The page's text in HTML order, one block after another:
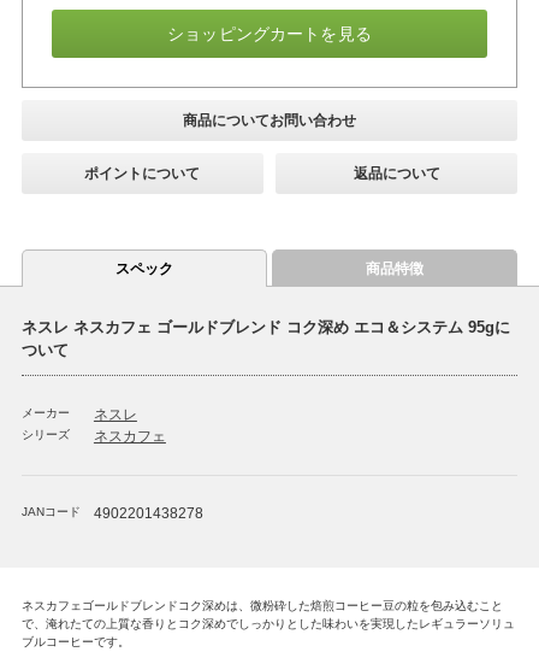
ショッピングカートを見る
商品についてお問い合わせ
ポイントについて 返品について
スペック 商品特徴
ネスレ ネスカフェ ゴールドブレンド コク深め エコ＆システム 95gに
ついて
メーカー ネスレ
シリーズ ネスカフェ
JANコード 4902201438278
ネスカフェゴールドブレンドコク深めは、微粉砕した焙煎コーヒー豆の粒を包み込むこと
で、淹れたての上質な香りとコク深めでしっかりとした味わいを実現したレギュラーソリュ
ブルコーヒーです。